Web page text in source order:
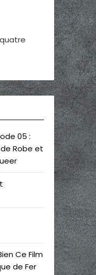
05 :
Robe et
Ce Film
de Fer